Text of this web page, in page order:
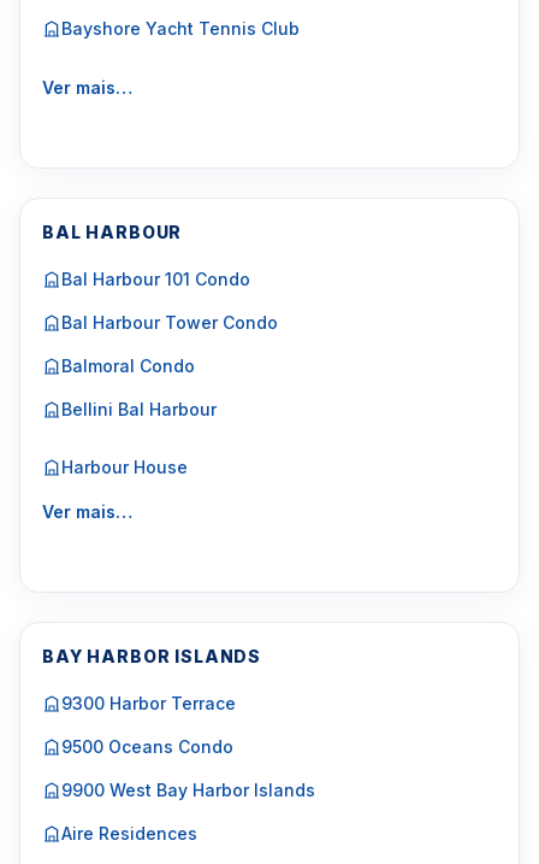
Bayshore Yacht Tennis Club
Ver mais…
BAL HARBOUR
Bal Harbour 101 Condo
Bal Harbour Tower Condo
Balmoral Condo
Bellini Bal Harbour
Harbour House
Ver mais…
BAY HARBOR ISLANDS
9300 Harbor Terrace
9500 Oceans Condo
9900 West Bay Harbor Islands
Aire Residences